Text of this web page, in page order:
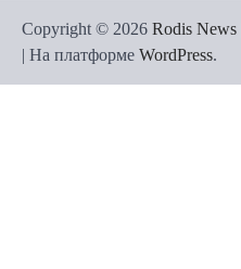
Copyright © 2026 Rodis News
| На платформе WordPress.